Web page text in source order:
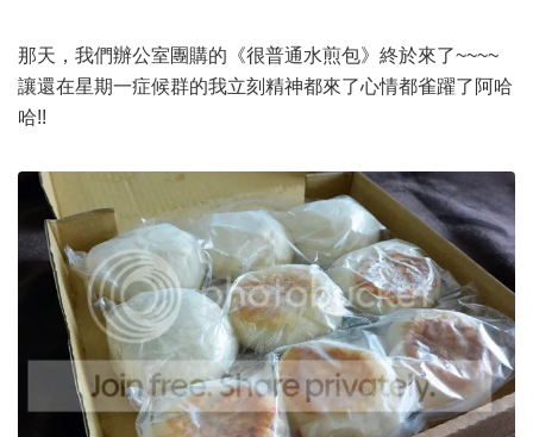
那天，我們辦公室團購的《很普通水煎包》終於來了~~~~
讓還在星期一症候群的我立刻精神都來了心情都雀躍了阿哈
哈!!